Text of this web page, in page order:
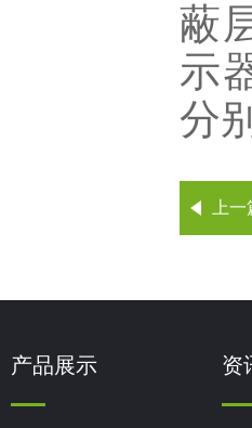
蔽
示
分
上
产品展示 资